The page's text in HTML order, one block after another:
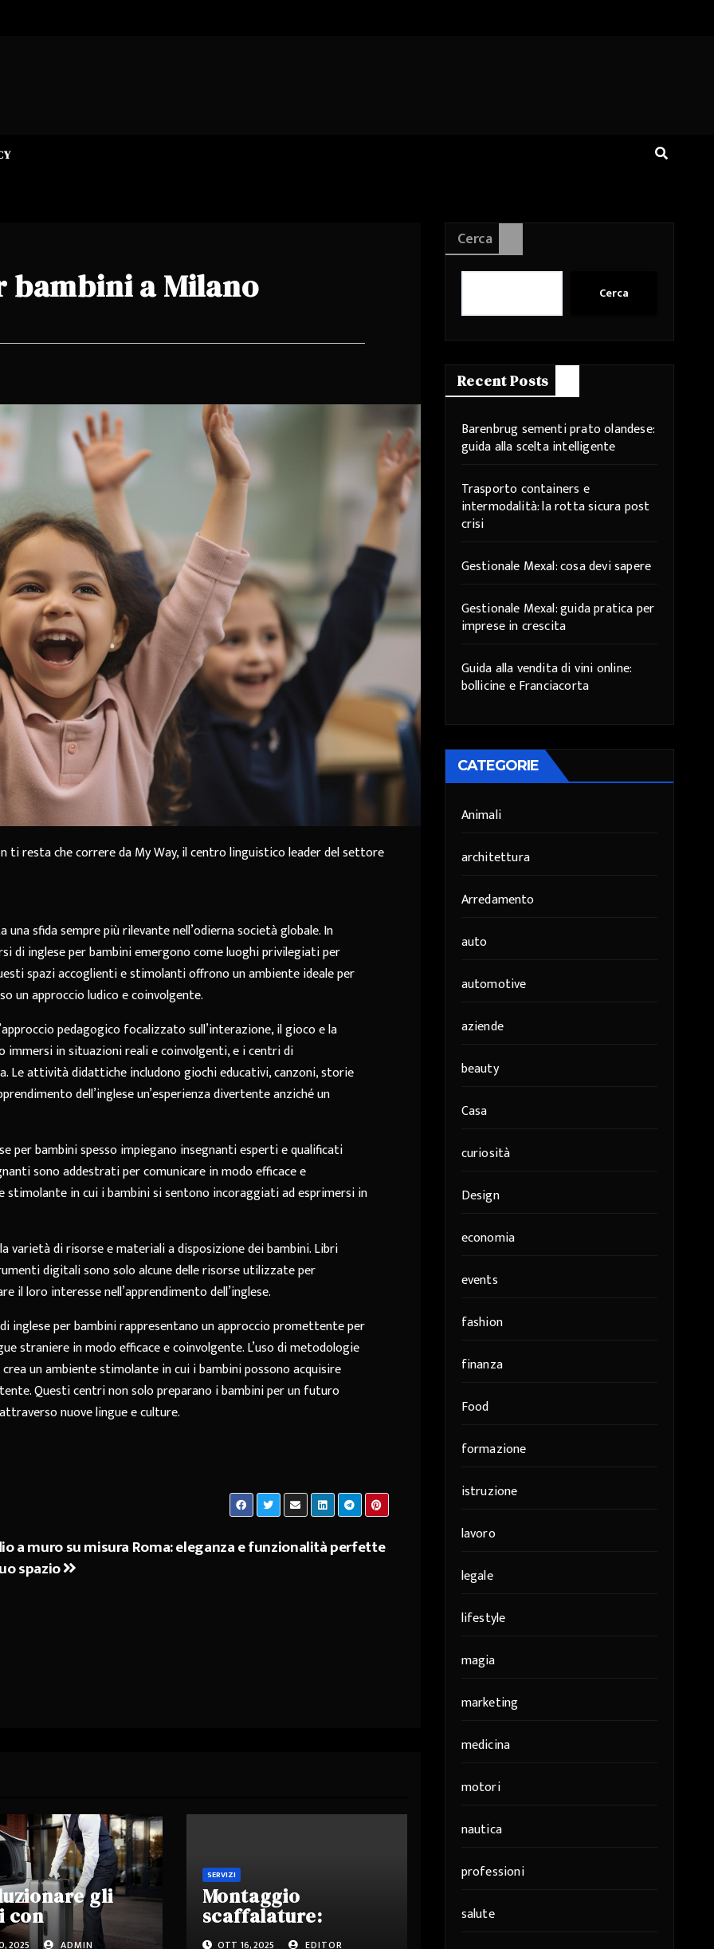
bambini a Milano
ti resta che correre da My Way, il centro linguistico leader del settore
sfida sempre più rilevante nell’odierna società globale. In
di inglese per bambini emergono come luoghi privilegiati per
spazi accoglienti e stimolanti offrono un ambiente ideale per
un approccio ludico e coinvolgente.
pedagogico focalizzato sull’interazione, il gioco e la
immersi in situazioni reali e coinvolgenti, e i centri di
Le attività didattiche includono giochi educativi, canzoni, storie
dell’inglese un’esperienza divertente anziché un
per bambini spesso impiegano insegnanti esperti e qualificati
sono addestrati per comunicare in modo efficace e
in cui i bambini si sentono incoraggiati ad esprimersi in
varietà di risorse e materiali a disposizione dei bambini. Libri
digitali sono solo alcune delle risorse utilizzate per
il loro interesse nell’apprendimento dell’inglese.
inglese per bambini rappresentano un approccio promettente per
straniere in modo efficace e coinvolgente. L’uso di metodologie
un ambiente stimolante in cui i bambini possono acquisire
Questi centri non solo preparano i bambini per un futuro
nuove lingue e culture.
a muro su misura Roma: eleganza e funzionalità perfette
spazio
gli
con
Park:
2025 ADMIN
SERVIZI
Montaggio
scaffalature:
affidarsi a
OTT 16, 2025 EDITOR
Cerca
Cerca
Recent Posts
Barenbrug sementi prato olandese:
guida alla scelta intelligente
Trasporto containers e
intermodalità: la rotta sicura post
crisi
Gestionale Mexal: cosa devi sapere
Gestionale Mexal: guida pratica per
imprese in crescita
Guida alla vendita di vini online:
bollicine e Franciacorta
CATEGORIE
Animali
architettura
Arredamento
auto
automotive
aziende
beauty
Casa
curiosità
Design
economia
events
fashion
finanza
Food
formazione
istruzione
lavoro
legale
lifestyle
magia
marketing
medicina
motori
nautica
professioni
salute